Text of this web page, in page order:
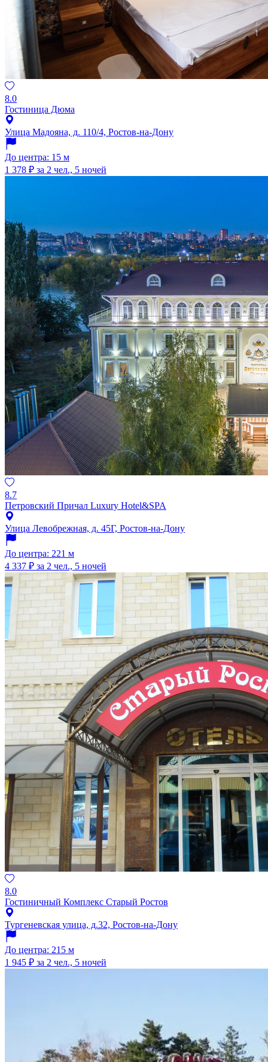
8.0
Гостиница Дюма
Улица Мадояна, д. 110/4, Ростов-на-Дону
До центра: 15 м
1 378 ₽ за 2 чел., 5 ночей
8.7
Петровский Причал Luxury Hotel&SPA
Улица Левобрежная, д. 45Г, Ростов-на-Дону
До центра: 221 м
4 337 ₽ за 2 чел., 5 ночей
8.0
Гостиничный Комплекс Старый Ростов
Тургеневская улица, д.32, Ростов-на-Дону
До центра: 215 м
1 945 ₽ за 2 чел., 5 ночей